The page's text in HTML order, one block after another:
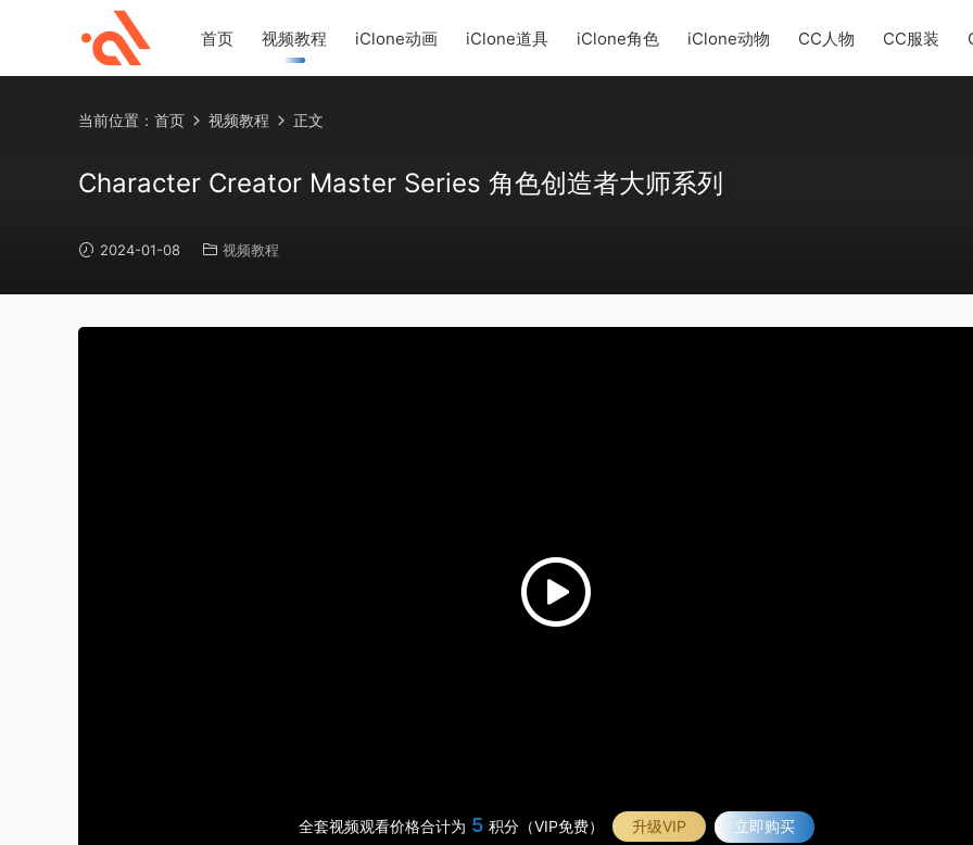
首页 视频教程 iClone动画 iClone道具 iClone角色 iClone动物 CC人物 CC服装
当前位置： 首页 视频教程 正文
Character Creator Master Series 角色创造者大师系列
2024-01-08 视频教程
全套视频观看价格合计为 5 积分（VIP免费） 升级VIP 立即购买